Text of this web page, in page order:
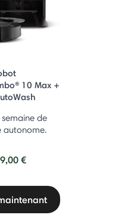
10 Max +
semaine de
autonome.
€